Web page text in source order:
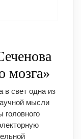
мозга»
свет одна из
мысли